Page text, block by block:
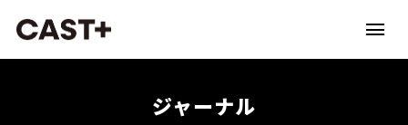
ジャーナル